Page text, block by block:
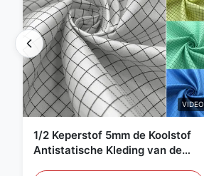
VIDEO
1/2 Keperstof 5mm de Koolstof
Antistatische Kleding van de